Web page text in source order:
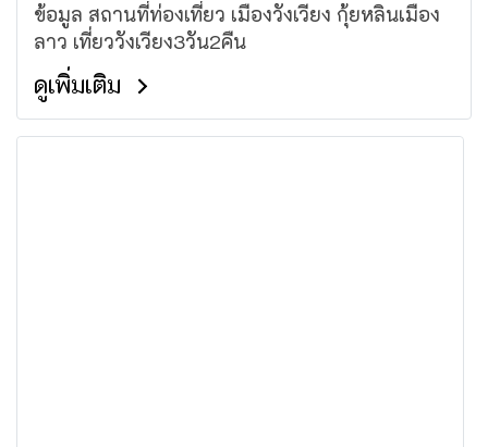
ข้อมูล สถานที่ท่องเที่ยว เมืองวังเวียง กุ้ยหลินเมือง
ลาว เที่ยววังเวียง3วัน2คืน
ดูเพิ่มเติม